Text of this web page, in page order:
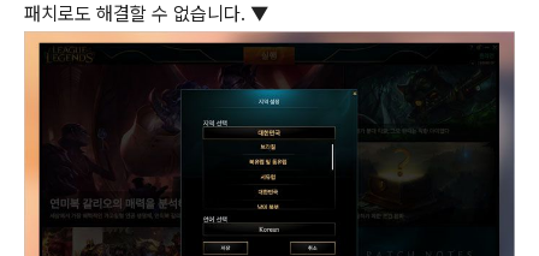
패치로도 해결할 수 없습니다. ▼